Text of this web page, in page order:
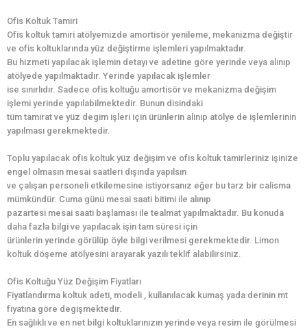
Ofis Koltuk Tamiri
Ofis koltuk tamiri atölyemizde amortisör yenileme, mekanizma değiştir
ve ofis koltuklarında yüz değiştirme işlemleri yapılmaktadır.
Bu hizmeti yapılacak işlemin detayı ve adetine göre yerinde veya alınıp
atölyede yapılmaktadır. Yerinde yapılacak işlemler
ise sınırlıdır. Sadece ofis koltuğu amortisör ve mekanizma değişim
işlemi yerinde yapılabilmektedir. Bunun disindaki
tüm tamirat ve yüz degim işleri için ürünlerin alinip atölye de işlemlerinin
yapılması gerekmektedir.
Toplu yapılacak ofis koltuk yüz değişim ve ofis koltuk tamirleriniz işinize
engel olmasın mesai saatleri dışında yapılsın
ve çalışan personeli etkilemesine istiyorsanız eğer bu tarz bir calisma
mümkündür. Cuma günü mesai saati bitimi ile alınıp
pazartesi mesai saati başlaması ile tealmat yapılmaktadır. Bu konuda
daha fazla bilgi ve yapılacak işin tam süresi için
ürünlerin yerinde görülüp öyle bilgi verilmesi gerekmektedir. Limon
koltuk döşeme atölyesini arayarak yazılı teklif alabilirsiniz.
Ofis Koltuğu Yüz Değişim Fiyatları
Fiyatlandırma koltuk adeti, modeli , kullanılacak kumaş yada derinin mt
fiyatına göre degişmektedir.
En sağlıklı ve en net bilgi koltuklarınızın yerinde veya resim ile görülmesi